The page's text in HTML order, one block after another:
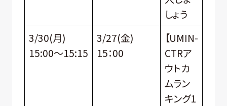
しょう
3/30(月)
15:00～15:15
3/27(金)
15：00
【UMIN-
CTRア
ウトカ
ムラン
キング1